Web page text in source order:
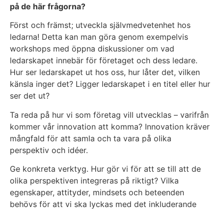
på de här frågorna?
Först och främst; utveckla självmedvetenhet hos
ledarna! Detta kan man göra genom exempelvis
workshops med öppna diskussioner om vad
ledarskapet innebär för företaget och dess ledare.
Hur ser ledarskapet ut hos oss, hur låter det, vilken
känsla inger det? Ligger ledarskapet i en titel eller hur
ser det ut?
Ta reda på hur vi som företag vill utvecklas – varifrån
kommer vår innovation att komma? Innovation kräver
mångfald för att samla och ta vara på olika
perspektiv och idéer.
Ge konkreta verktyg. Hur gör vi för att se till att de
olika perspektiven integreras på riktigt? Vilka
egenskaper, attityder, mindsets och beteenden
behövs för att vi ska lyckas med det inkluderande